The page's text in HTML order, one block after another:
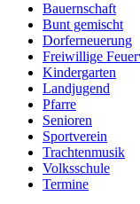
Bauernschaft
Bunt gemischt
Dorferneuerung
Freiwillige
Kindergarten
Landjugend
Pfarre
Senioren
Sportverein
Trachtenmusik
Volksschule
Termine